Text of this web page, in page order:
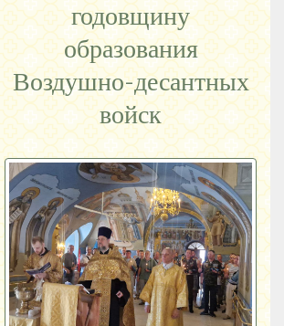
годовщину
образования
Воздушно-десантных
войск